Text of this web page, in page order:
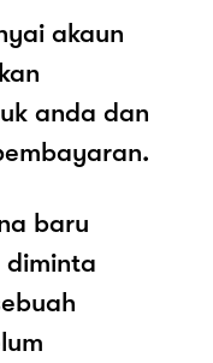
akaun
anda dan
baru
diminta